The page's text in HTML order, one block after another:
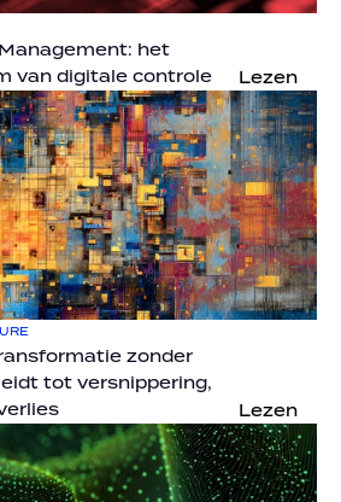
het
van digitale controle
Lezen
zonder
tot versnippering,
Lezen